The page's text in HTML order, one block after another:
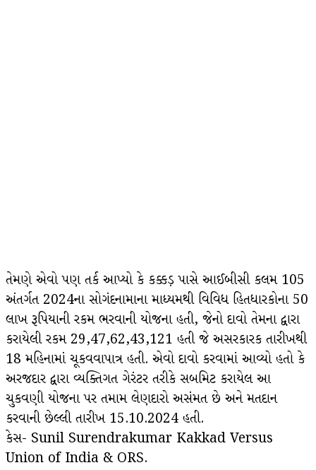
તેમણે એવો પણ તર્ક આપ્યો કે કક્કડ઼ પાસે આઈબીસી કલમ 105
અંતર્ગત 2024ના સોગંદનામાના માધ્યમથી વિવિધ હિતધારકોના 50
લાખ રૂપિયાની રકમ ભરવાની યોજના હતી, જેનો દાવો તેમના દ્વારા
કરાયેલી રકમ 29,47,62,43,121 હતી જે અસરકારક તારીખથી
18 મહિનામાં ચૂકવવાપાત્ર હતી. એવો દાવો કરવામાં આવ્યો હતો કે
અરજદાર દ્વારા વ્યક્તિગત ગેરંટર તરીકે સબમિટ કરાયેલ આ
ચુકવણી યોજના પર તમામ લેણદારો અસંમત છે અને મતદાન
કરવાની છેલ્લી તારીખ 15.10.2024 હતી.
કેસ- Sunil Surendrakumar Kakkad Versus
Union of India & ORS.